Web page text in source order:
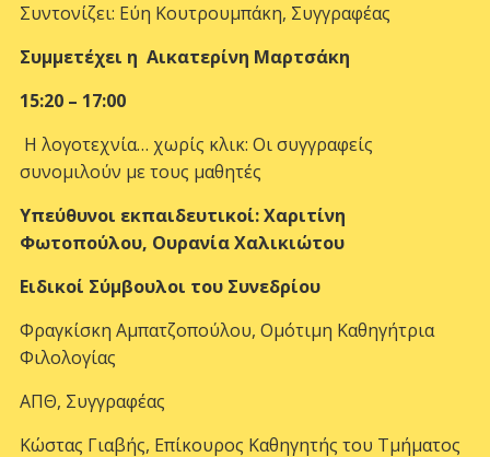
Συντονίζει: Εύη Κουτρουμπάκη, Συγγραφέας
Συμμετέχει η Αικατερίνη Μαρτσάκη
15:20 – 17:00
Η λογοτεχνία… χωρίς κλικ: Οι συγγραφείς
συνομιλούν με τους μαθητές
Υπεύθυνοι εκπαιδευτικοί: Χαριτίνη
Φωτοπούλου, Ουρανία Χαλικιώτου
Ειδικοί Σύμβουλοι του Συνεδρίου
Φραγκίσκη Αμπατζοπούλου, Ομότιμη Καθηγήτρια
Φιλολογίας
ΑΠΘ, Συγγραφέας
Κώστας Γιαβής, Επίκουρος Καθηγητής του Τμήματος